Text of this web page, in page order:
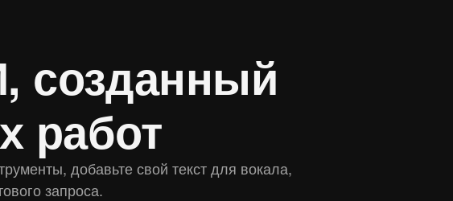
созданный
работ
добавьте свой текст для вокала,
запроса.